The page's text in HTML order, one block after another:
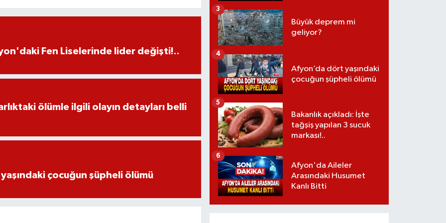
Fen Liselerinde lider değişti!..
ölümle ilgili olayın detayları belli
çocuğun şüpheli ölümü
Büyük deprem mi
geliyor?
3
Afyon’da dört yaşındaki
çocuğun şüpheli ölümü
4
Bakanlık açıkladı: İşte
tağşiş yapılan 3 sucuk
markası!..
5
Afyon'da Aileler
Arasındaki Husumet
Kanlı Bitti
6